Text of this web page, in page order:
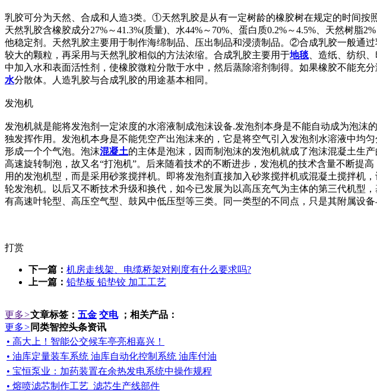
乳胶可分为天然、合成和人造3类。①天然乳胶是从有一定树龄的橡胶树在规定的时间按
天然乳胶含橡胶成分27%～41.3%(质量)、水44%～70%、蛋白质0.2%～4.5%、天然树脂
他稳定剂。天然乳胶主要用于制作海绵制品、压出制品和浸渍制品。②合成乳胶一般通
较大的颗粒，再采用与天然乳胶相似的方法浓缩。合成乳胶主要用于地毯 、造纸、纺织、
中加入水和表面活性剂，使橡胶微粒分散于水中，然后蒸除溶剂制得。如果橡胶不能充
水分散体。人造乳胶与合成乳胶的用途基本相同。
发泡机
发泡机就是能将发泡剂一定浓度的水溶液制成泡沫设备.发泡剂本身是不能自动成为泡沫
独发挥作用。发泡机本身是不能凭空产出泡沫来的，它是将空气引入发泡剂水溶液中均
形成一个个气泡。泡沫混凝土的主体是泡沫，因而制泡沫的发泡机就成了泡沫混凝土生
高速旋转制泡，故又名“打泡机”。后来随着技术的不断进步，发泡机的技术含量不断提
用的发泡机型，而是采用砂浆搅拌机。即将发泡剂直接加入砂浆搅拌机或混凝土搅拌机
轮发泡机。以后又不断技术升级和换代，如今已发展为以高压充气为主体的第三代机型
有高速叶轮型、高压空气型、鼓风中低压型等三类。同一类型的不同点，只是其附属设
打赏
下一篇： 机房走线架、电缆桥架对刚度有什么要求吗?
上一篇： 铅垫板 铅垫铰 加工工艺
更多>文章标签： 五金 交电；相关产品：
更多> 同类智控头条资讯
• 高大上！智能公交候车亭亮相嘉兴！
• 油库定量装车系统 油库自动化控制系统 油库付油
• 宝恒泵业：加药装置在余热发电系统中操作规程
• 熔喷滤芯制作工艺_滤芯生产线部件